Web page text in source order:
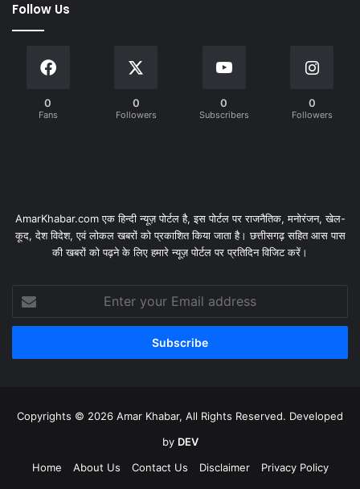
Follow Us
0
Fans
0
Followers
0
Subscribers
0
Followers
AmarKhabar.com एक हिन्दी न्यूज़ पोर्टल है, इस पोर्टल पर राजनैतिक, मनोरंजन, खेल-
कूद, देश विदेश, एवं लोकल खबरों को प्रकाशित किया जाता है। छत्तीसगढ़ सहित आस पास
की खबरों को पढ़ने के लिए हमारे न्यूज़ पोर्टल पर प्रतिदिन विजिट करें।
your
Email
Copyrights © 2026 Amar Khabar, All Rights Reserved. Developed
by DEV
Home
About Us Contact Us Disclaimer Privacy Policy